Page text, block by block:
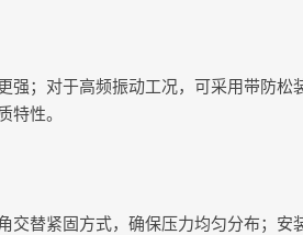
；对于高频振动工况，可采用带防松
性。
替紧固方式，确保压力均匀分布；安